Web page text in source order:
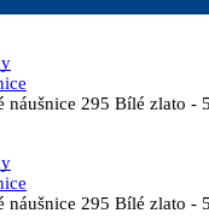
náušnice 295 Bílé zlato -
náušnice 295 Bílé zlato -